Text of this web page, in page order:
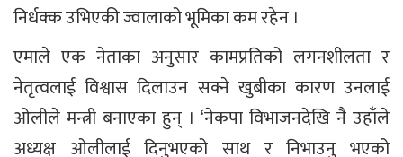
निर्धक्क उभिएकी ज्वालाको भूमिका कम रहेन ।
एमाले एक नेताका अनुसार कामप्रतिको लगनशीलता र
नेतृत्वलाई विश्वास दिलाउन सक्ने खुबीका कारण उनलाई
ओलीले मन्त्री बनाएका हुन् । ‘नेकपा विभाजनदेखि नै उहाँले
अध्यक्ष ओलीलाई दिनुभएको साथ र निभाउनु भएको